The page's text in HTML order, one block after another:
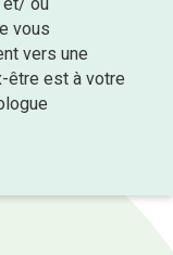
vous
vers une
être est à votre